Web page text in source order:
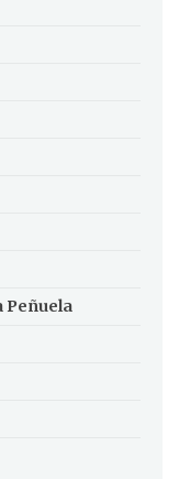
Peñuela